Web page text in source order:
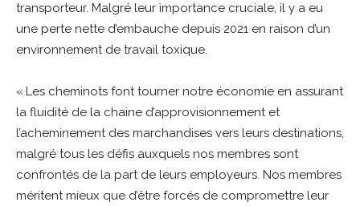
transporteur. Malgré leur importance cruciale, il y a eu
une perte nette d’embauche depuis 2021 en raison d’un
environnement de travail toxique.
« Les cheminots font tourner notre économie en assurant
la fluidité de la chaine d’approvisionnement et
l’acheminement des marchandises vers leurs destinations,
malgré tous les défis auxquels nos membres sont
confrontés de la part de leurs employeurs. Nos membres
méritent mieux que d’être forcés de compromettre leur